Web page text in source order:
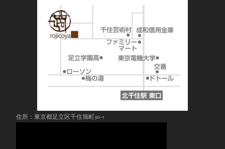
住所：東京都足立区千住旭町36-1